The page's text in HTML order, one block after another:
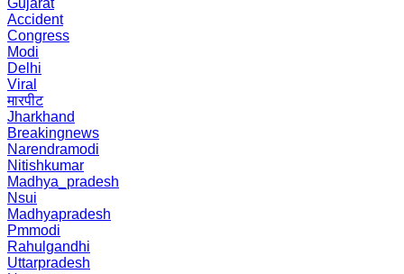
Gujarat
Accident
Congress
Modi
Delhi
Viral
मारपीट
Jharkhand
Breakingnews
Narendramodi
Nitishkumar
Madhya_pradesh
Nsui
Madhyapradesh
Pmmodi
Rahulgandhi
Uttarpradesh